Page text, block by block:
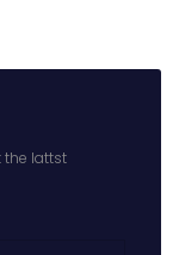
the lattst